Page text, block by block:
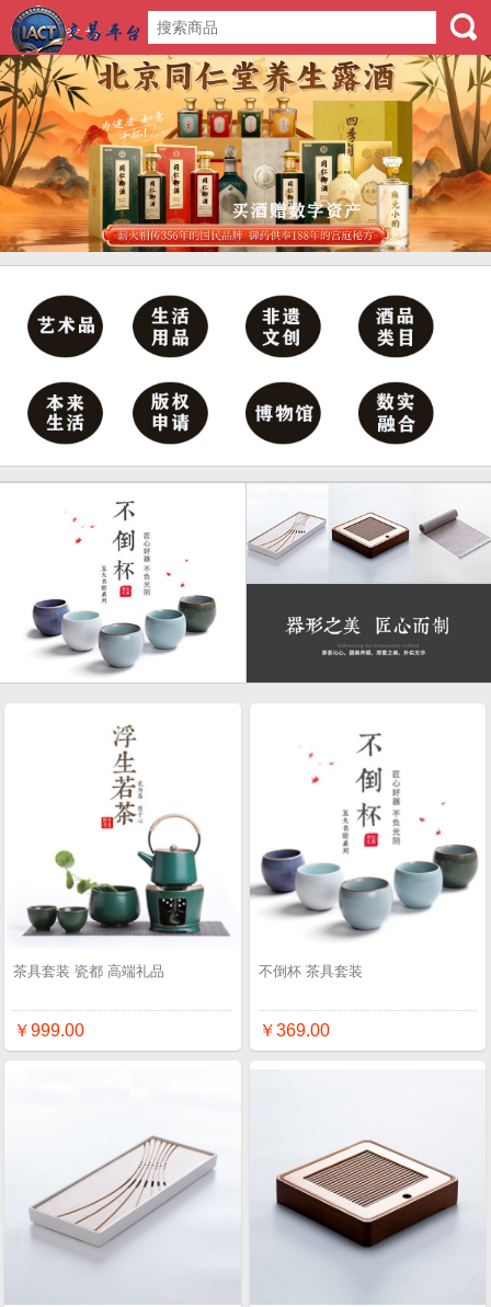
茶具套装 瓷都 高端礼品
￥999.00
不倒杯 茶具套装
￥369.00